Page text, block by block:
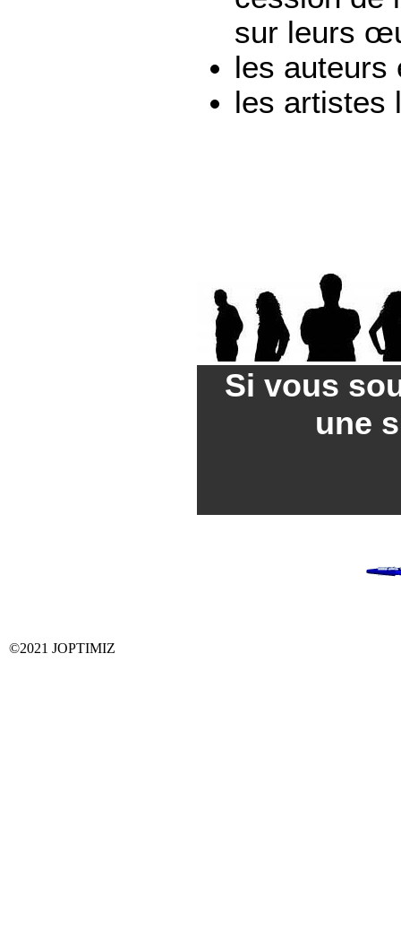
sur leurs
les auteurs
les artistes
Si vous
une
©2021 JOPTIMIZ